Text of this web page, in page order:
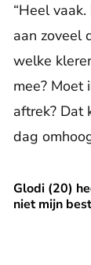
“Heel
aan zoveel
welke
mee? Moet
aftrek? Dat
dag
Glodi (20)
niet mijn
Glodi (20)